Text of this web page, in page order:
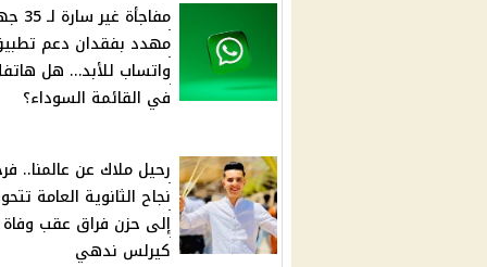
مفاجأة
مهدد بفقدان دعم
واتساب للأبد… هل
في القائمة السوداء؟
رحيل ملاك عن عالمنا..
نجاح الثانوية العامة
إلى حزن فراق عقب وفاة
كيرلس ندهي